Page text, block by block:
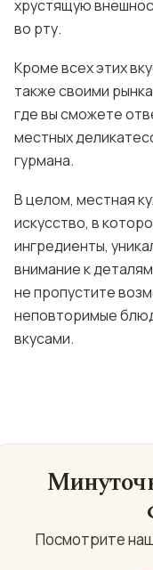
хрустящую
во рту.
Кроме всех этих
также своими
где вы сможете
местных
гурмана.
В целом, местная
искусство, в
ингредиенты,
внимание к
не пропустите
неповторимые
вкусами.
Посмотрите